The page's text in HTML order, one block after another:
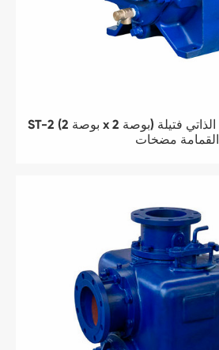
ST-2 (2 بوصة x 2 بوصة) المواد الصلبة المناولة الذاتي فتيلة
القمامة مضخات